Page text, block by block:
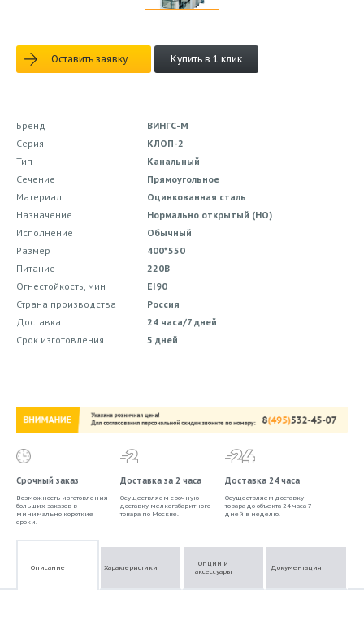
Оставить заявку Купить в 1 клик
Бренд
ВИНГС-М
Серия
КЛОП-2
Тип
Канальный
Сечение
Прямоугольное
Материал
Оцинкованная сталь
Назначение
Нормально открытый (НО)
Исполнение
Обычный
Размер
400*550
Питание
220В
Огнестойкость, мин
EI90
Страна производства
Россия
Доставка
24 часа/7 дней
Срок изготовления
5 дней
Срочный заказ
Возможность изготовления
больших заказов в
минимально короткие
сроки.
Доставка за 2 часа
Осуществляем срочную
доставку мелкогабаритного
товара по Москве.
Доставка 24 часа
Осуществляем доставку
товара до объекта 24 часа 7
дней в неделю.
Описание Характеристики
Опции и
аксессуары
Документация